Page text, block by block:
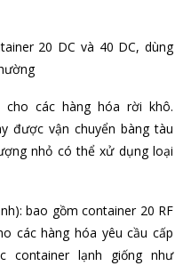
20 DC và 40 DC, dùng
cho các hàng hóa rời khô.
được vận chuyển bàng tàu
nhỏ có thể xử dụng loại
bao gồm container 20 RF
các hàng hóa yêu cầu cấp
container lạnh giống như